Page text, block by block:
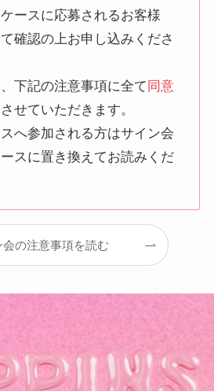
ースに応募されるお客様
確認の上お申し込みくださ
下記の注意事項に全て 同意
せていただきます。
へ参加される方はサイン会
スに置き換えてお読みくだ
会の注意事項を読む